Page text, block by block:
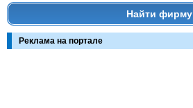
Найти фирму
Реклама на портале